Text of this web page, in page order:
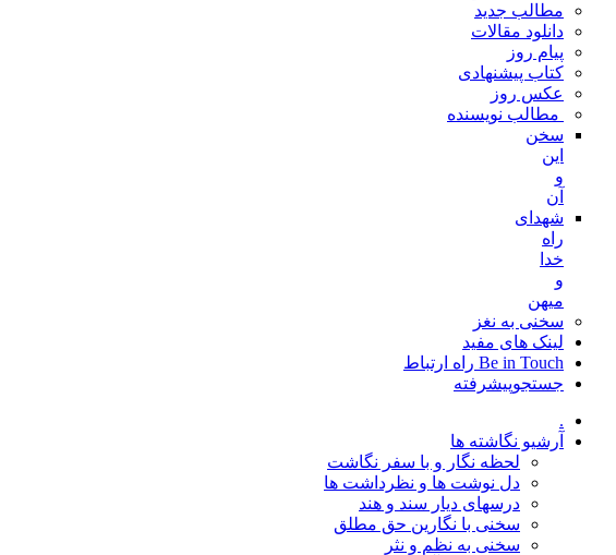
مطالب جدید
دانلود مقالات
پیام روز
کتاب پیشنهادی
عکس روز
مطالب نویسنده
سخن
این
و
آن
شهدای
راه
خدا
و
میهن
سخنی به نغز
لینک های مفید
Be in Touch راه ارتباط
جستجوپیشرفته
.
آرشیو نگاشته ها
لحظه نگار و با سفر نگاشت
دل نوشت ها و نظرداشت ها
درسهای دیار سند و هند
سخنی با نگارین حق مطلق
سخنی به نظم و نثر